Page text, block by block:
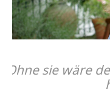
Ohne sie wäre